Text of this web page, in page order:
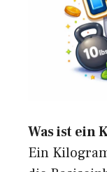
Was ist ein
Ein